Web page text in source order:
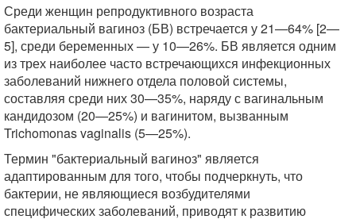
Среди женщин репродуктивного возраста
бактериальный вагиноз (БВ) встречается у 21—64% [2—
5], среди беременных — у 10—26%. БВ является одним
из трех наиболее часто встречающихся инфекционных
заболеваний нижнего отдела половой системы,
составляя среди них 30—35%, наряду с вагинальным
кандидозом (20—25%) и вагинитом, вызванным
Trichomonas vaginalis (5—25%).
Термин "бактериальный вагиноз" является
адаптированным для того, чтобы подчеркнуть, что
бактерии, не являющиеся возбудителями
специфических заболеваний, приводят к развитию